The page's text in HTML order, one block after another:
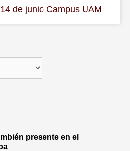
de junio Campus UAM
presente en el